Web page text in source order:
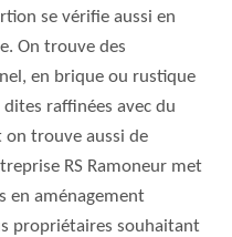
se vérifie aussi en
On trouve des
en brique ou rustique
raffinées avec du
trouve aussi de
RS Ramoneur met
en aménagement
propriétaires souhaitant